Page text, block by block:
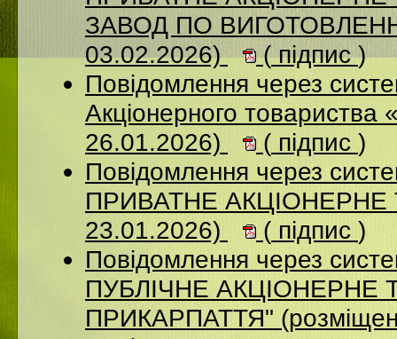
ЗАВОД ПО
03.02.2026)
(підпис)
Повідомлення через
Акціонерного
26.01.2026)
( підпис )
Повідомлення через
ПРИВАТНЕ АКЦІОНЕРНЕ
23.01.2026)
( підпис )
Повідомлення через
ПУБЛІЧНЕ АКЦІОНЕРНЕ
ПРИКАРПАТТЯ"